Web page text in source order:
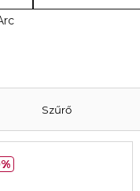
Szűrő